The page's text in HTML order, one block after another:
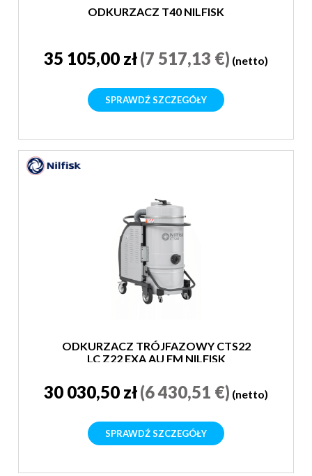
ODKURZACZ T40 NILFISK
35 105,00 zł(7 517,13 €) (netto)
SPRAWDŹ SZCZEGÓŁY
ODKURZACZ TRÓJFAZOWY CTS22
LC Z22 EXA AU FM NILFISK
30 030,50 zł(6 430,51 €) (netto)
SPRAWDŹ SZCZEGÓŁY